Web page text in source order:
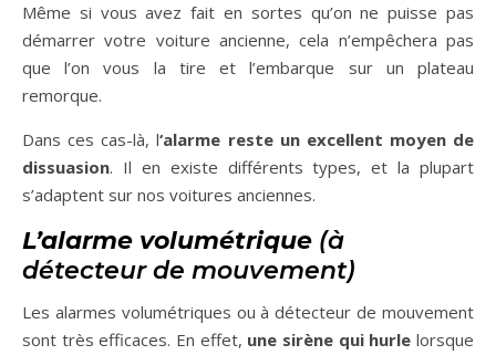
Même si vous avez fait en sortes qu’on ne puisse pas
démarrer votre voiture ancienne, cela n’empêchera pas
que l’on vous la tire et l’embarque sur un plateau
remorque.
Dans ces cas-là, l‘alarme reste un excellent moyen de
dissuasion. Il en existe différents types, et la plupart
s’adaptent sur nos voitures anciennes.
L’alarme volumétrique (à
détecteur de mouvement)
Les alarmes volumétriques ou à détecteur de mouvement
sont très efficaces. En effet, une sirène qui hurle lorsque